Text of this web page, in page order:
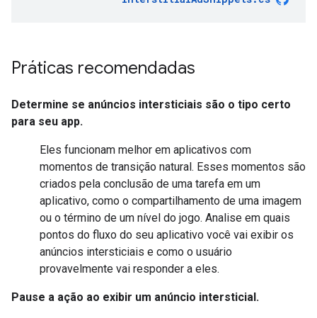
Práticas recomendadas
Determine se anúncios intersticiais são o tipo certo
para seu app.
Eles funcionam melhor em aplicativos com
momentos de transição natural. Esses momentos são
criados pela conclusão de uma tarefa em um
aplicativo, como o compartilhamento de uma imagem
ou o término de um nível do jogo. Analise em quais
pontos do fluxo do seu aplicativo você vai exibir os
anúncios intersticiais e como o usuário
provavelmente vai responder a eles.
Pause a ação ao exibir um anúncio intersticial.